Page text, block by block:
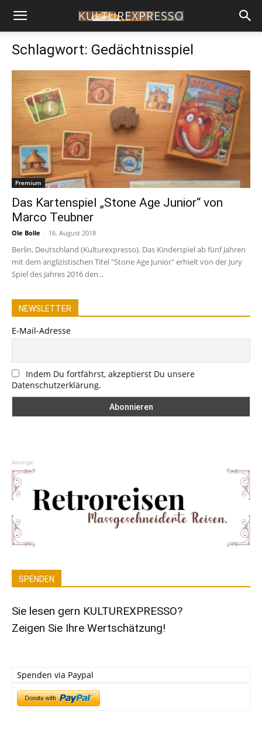
Schlagwort: Gedächtnisspiel
Premium
Das Kartenspiel „Stone Age Junior“ von
Marco Teubner
Ole Bolle - 16. August 2018
Berlin, Deutschland (Kulturexpresso). Das Kinderspiel ab fünf Jahren
mit dem anglizistischen Titel "Stone Age Junior" erhielt von der Jury
Spiel des Jahres 2016 den...
NEWSLETTER
E-Mail-Adresse
Indem Du fortfährst, akzeptierst Du unsere
Datenschutzerklärung.
Anzeige
SPENDEN
Sie lesen gern KULTUREXPRESSO?
Zeigen Sie Ihre Wertschätzung!
Spenden via Paypal